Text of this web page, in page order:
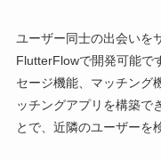
ユーザー同士の出会いを
FlutterFlowで開発可能で
セージ機能、マッチング
ッチングアプリを構築で
とで、近隣のユーザーを